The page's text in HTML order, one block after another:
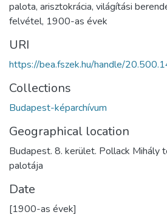
palota, arisztokrácia, világítási
felvétel, 1900-as évek
URI
https://bea.fszek.hu/handle/
Collections
Budapest-képarchívum
Geographical location
Budapest. 8. kerület. Pollack Mihály
palotája
Date
[1900-as évek]